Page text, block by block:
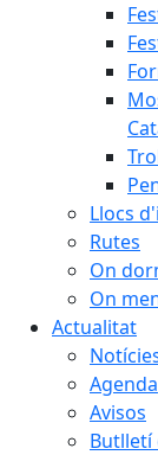
Llocs
Rutes
On
On
Actualitat
Agenda
Avisos
Butlletí